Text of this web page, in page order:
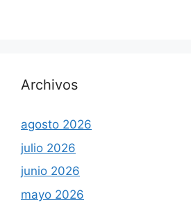
Archivos
agosto 2026
julio 2026
junio 2026
mayo 2026